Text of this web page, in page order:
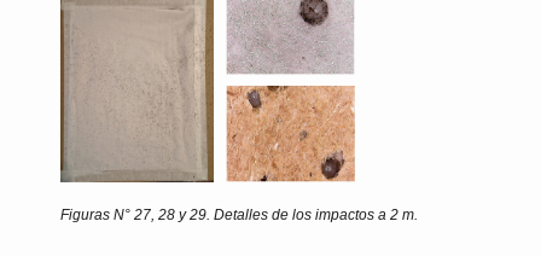
Figuras N° 27, 28 y 29. Detalles de los impactos a 2 m.